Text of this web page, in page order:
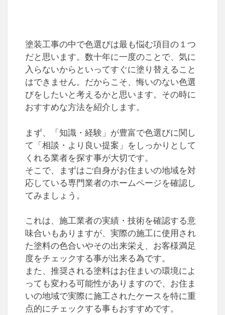
塗装工事の中で色選びは最も悩む項目の１つ
だと思います。数十年に一度のことで、気に
入らないからといってすぐに塗り替えること
はできません。だからこそ、悔いのない色選
びをしたいと考えるかと思います。その時に
おすすめな方法を紹介します。
まず、「知識・経験」が豊富で色選びに関し
て「相談・より良い提案」をしっかりとして
くれる業者を探す事が大切です。
そこで、まずはご自身がお住まいの地域を対
応している専門業者のホームページを確認し
てみましょう。
これは、施工業者の実績・技術を確認する意
味合いもありますが、実際の施工に使用され
た塗料の色合いやその出来栄え、お客様満足
度をチェックする事が出来る為です。
また、推奨される塗料はお住まいの環境によ
っても変わる可能性がありますので、お住ま
いの地域で実際に施工されたケースを特に重
点的にチェックする事もおすすめです。